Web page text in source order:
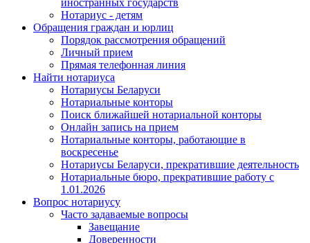
иностранных государств
Нотариус - детям
Обращения граждан и юрлиц
Порядок рассмотрения обращений
Личный прием
Прямая телефонная линия
Найти нотариуса
Нотариусы Беларуси
Нотариальные конторы
Поиск ближайшей нотариальной конторы
Онлайн запись на прием
Нотариальные конторы, работающие в
воскресенье
Нотариусы Беларуси, прекратившие деятельность
Нотариальные бюро, прекратившие работу с
1.01.2026
Вопрос нотариусу
Часто задаваемые вопросы
Завещание
Доверенности